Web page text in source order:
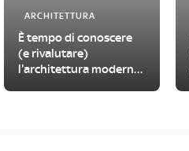
ARCHITETTURA
È tempo di conoscere
(e rivalutare)
l'architettura moderna